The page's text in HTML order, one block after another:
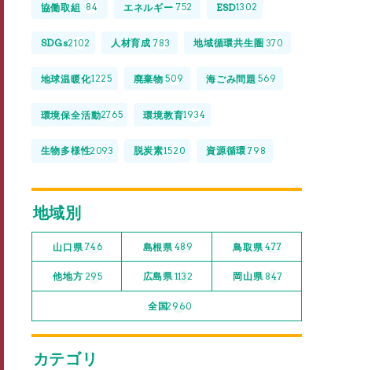
協働取組 84 エネルギー 752 ESD1302
SDGs2102 人材育成 783 地域循環共生圏 370
地球温暖化1225 廃棄物 509 海ごみ問題 569
環境保全活動2765 環境教育1934
生物多様性2093 脱炭素1520 資源循環 798
地域別
山口県 746 島根県 489 鳥取県 477
他地方 295 広島県1132 岡山県 847
全国2960
カテゴリ